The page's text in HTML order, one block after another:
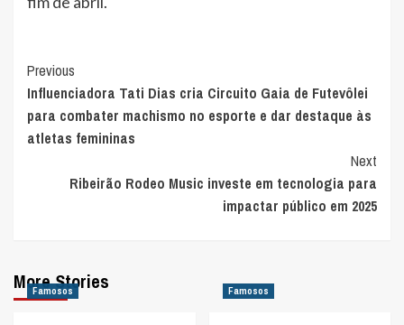
Post
Navigation
Previous
Influenciadora Tati Dias cria Circuito Gaia de Futevôlei
para combater machismo no esporte e dar destaque às
atletas femininas
Next
Ribeirão Rodeo Music investe em tecnologia para
impactar público em 2025
More Stories
Famosos Famosos